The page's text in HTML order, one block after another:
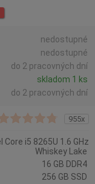
nedostupné
nedostupné
do 2 pracovných dní
skladom 1 ks
do 2 pracovných dní
955x
Core i5 8265U 1.6 GHz
Whiskey Lake
16 GB DDR4
256 GB SSD